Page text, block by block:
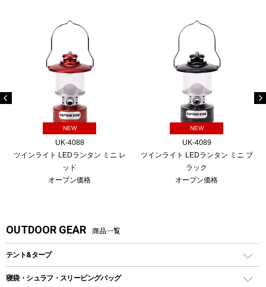
NEW
UK-4088
ツインライト LEDランタン ミニ レ
ッド
オープン価格
NEW
UK-4089
ツインライト LEDランタン ミニ ブ
ラック
オープン価格
OUTDOOR GEAR 商品一覧
テント&タープ
テント
寝袋・シュラフ・スリーピングバッグ